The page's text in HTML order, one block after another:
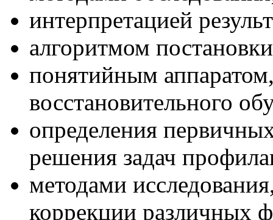
интерпретацией
алгоритмом
понятийным
восстановительного
определения
решения задач
методами
коррекции различных